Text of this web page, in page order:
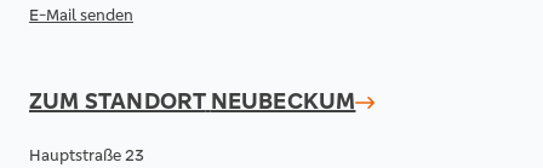
E-Mail senden
ZUM STANDORT NEUBECKUM
Hauptstraße 23